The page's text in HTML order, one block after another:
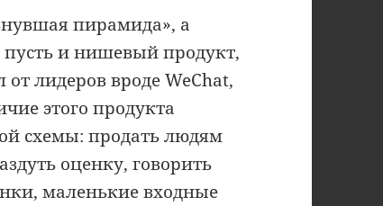
пирамида», а
и нишевый продукт,
лидеров вроде WeChat,
этого продукта
схемы: продать людям
оценку, говорить
маленькие входные